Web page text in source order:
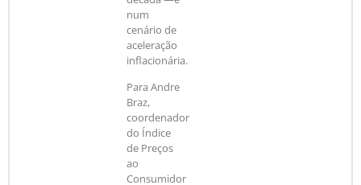
num
cenário de
aceleração
inflacionária.
Para Andre
Braz,
coordenador
do Índice
de Preços
ao
Consumidor